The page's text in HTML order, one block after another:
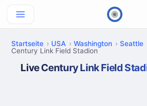
Startseite USA Washington
Seattle
Century Link Field Stadion
Live Century Link Field